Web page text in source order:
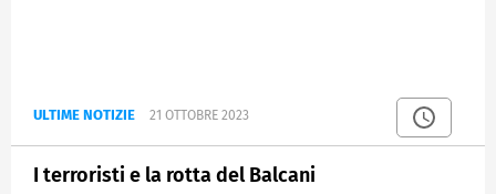
ULTIME NOTIZIE 21 OTTOBRE 2023
I terroristi e la rotta del Balcani